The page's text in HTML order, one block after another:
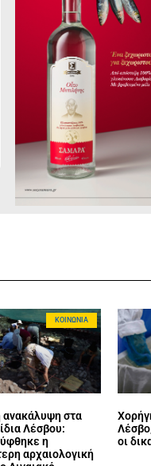
ΚΟΙΝΩΝΊΑ
στα
Λέσβου:
η
αρχαιολογική
οι